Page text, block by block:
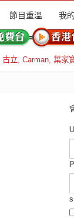
節目重溫 我
古立, Carman, 葉家